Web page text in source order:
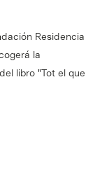
Residencia
la
libro "Tot el que